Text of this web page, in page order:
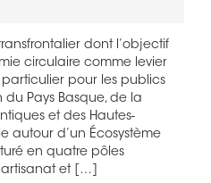
dont l’objectif
circulaire comme levier
particulier pour les publics
Pays Basque, de la
et des Hautes-
autour d’un Écosystème
en quatre pôles
artisanat et […]